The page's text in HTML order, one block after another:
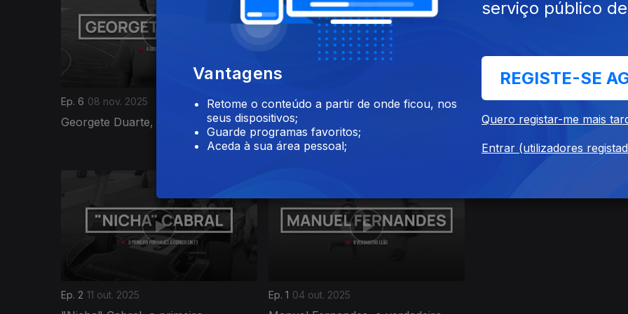
Ep. 6 08 nov. 2025
Georgete Duarte, a gazela de Belém
Ep. 5 01 nov. 2025
José Torres, o gigante que goleou o
destino
Ep. 4 25 out. 2025
Manuela Machado, a mulher
Ep. 2 11 out. 2025 Ep. 1 04 out. 2025
Vantagens
Retome o conteúdo a partir de onde ficou, nos
seus dispositivos;
Guarde programas favoritos;
Aceda à sua área pessoal;
serviço público
REGISTE-SE
Quero registar-me mais
Entrar (utilizadores